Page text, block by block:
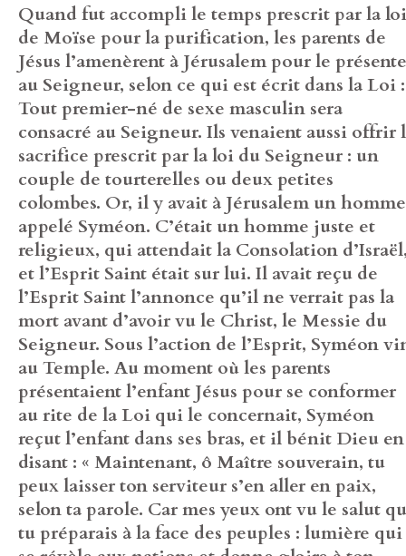
Quand fut accompli le temps prescrit par la loi
de Moïse pour la purification, les parents de
Jésus l’amenèrent à Jérusalem pour le
au Seigneur, selon ce qui est écrit dans la Loi :
Tout premier-né de sexe masculin sera
consacré au Seigneur. Ils venaient aussi offrir
sacrifice prescrit par la loi du Seigneur : un
couple de tourterelles ou deux petites
colombes. Or, il y avait à Jérusalem un homme
appelé Syméon. C’était un homme juste et
religieux, qui attendait la Consolation
et l’Esprit Saint était sur lui. Il avait reçu de
l’Esprit Saint l’annonce qu’il ne verrait pas la
mort avant d’avoir vu le Christ, le Messie du
Seigneur. Sous l’action de l’Esprit, Syméon
au Temple. Au moment où les parents
présentaient l’enfant Jésus pour se conformer
au rite de la Loi qui le concernait, Syméon
reçut l’enfant dans ses bras, et il bénit Dieu en
disant : « Maintenant, ô Maître souverain, tu
peux laisser ton serviteur s’en aller en paix,
selon ta parole. Car mes yeux ont vu le salut
tu préparais à la face des peuples : lumière qui